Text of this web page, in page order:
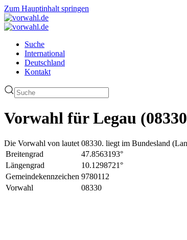
Zum Hauptinhalt springen
Suche
International
Deutschland
Kontakt
Vorwahl für Legau
Die Vorwahl von lautet 08330. liegt im Bundesland
Breitengrad
47.8563193°
Längengrad
10.1298721°
Gemeindekennzeichen 9780112
Vorwahl
08330